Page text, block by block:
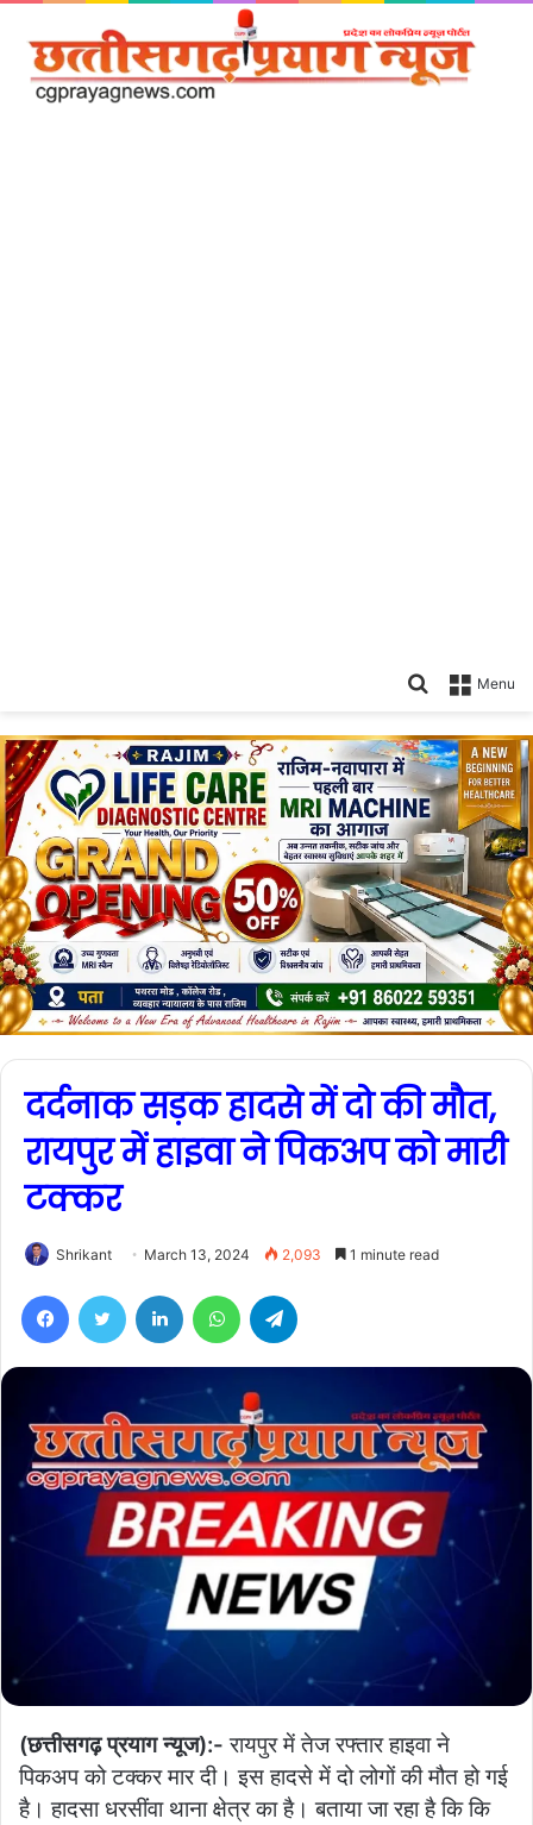
Menu
Search
दर्दनाक सड़क हादसे में दो की मौत,
रायपुर में हाइवा ने पिकअप को मारी
टक्कर
Shrikant March 13, 2024 2,093 1 minute read
(छत्तीसगढ़ प्रयाग न्यूज):- रायपुर में तेज रफ्तार हाइवा ने
पिकअप को टक्कर मार दी। इस हादसे में दो लोगों की मौत हो गई
है। हादसा धरसींवा थाना क्षेत्र का है। बताया जा रहा है कि कि